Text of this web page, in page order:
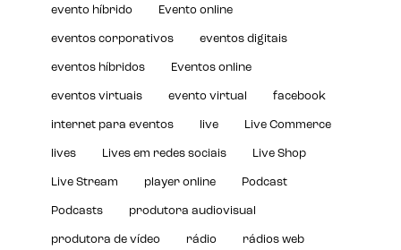
evento híbrido Evento online
eventos corporativos eventos digitais
eventos híbridos Eventos online
eventos virtuais evento virtual facebook
internet para eventos live Live Commerce
lives Lives em redes sociais Live Shop
Live Stream player online Podcast
Podcasts produtora audiovisual
produtora de vídeo rádio rádios web